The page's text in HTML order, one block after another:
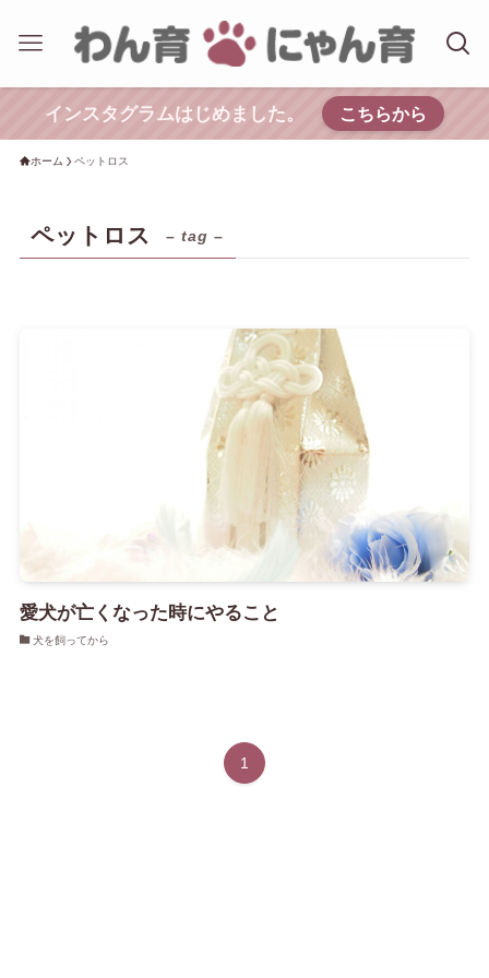
インスタグラムはじめました。 こちらから
ホーム ペットロス
ペットロス – tag –
愛犬が亡くなった時にやること
犬を飼ってから
1